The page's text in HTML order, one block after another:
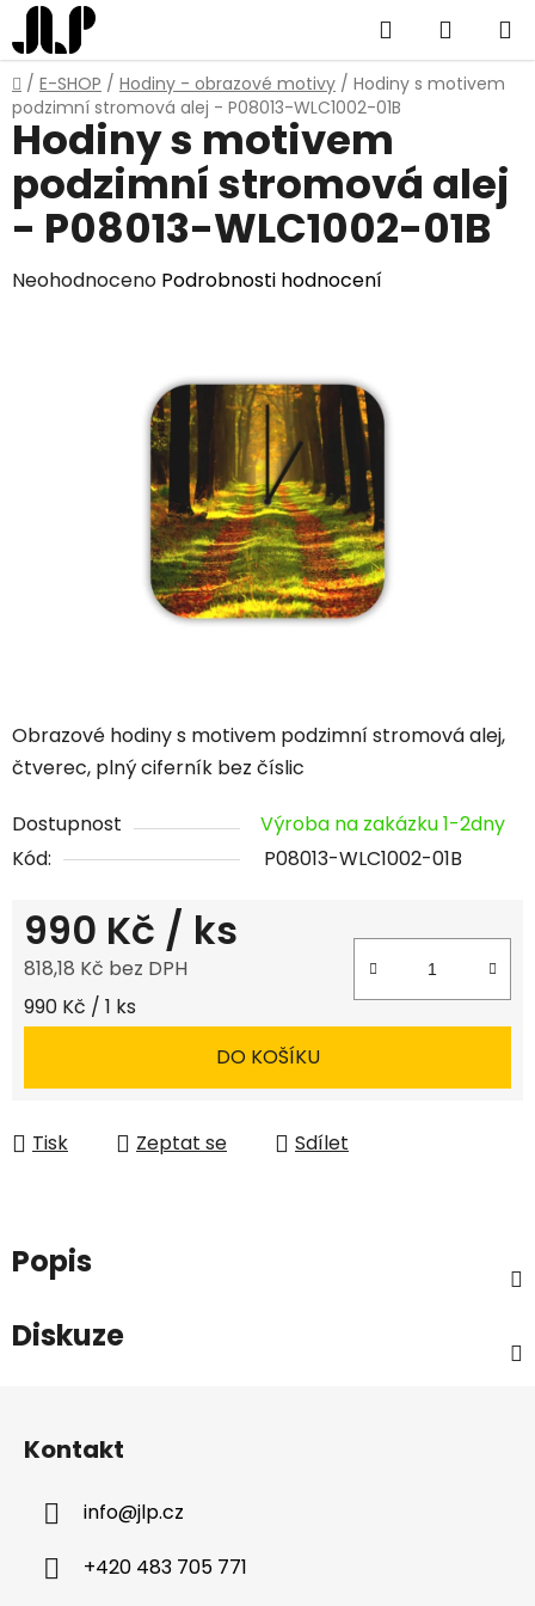
Přejít
na
obsah
Hledat
KOŠÍK
Domů
/ E-SHOP / Hodiny - obrazové motivy / Hodiny s motivem
podzimní stromová alej - P08013-WLC1002-01B
Obrazové hodiny s motivem podzimní stromová alej,
čtverec, plný ciferník bez číslic
Dostupnost
Výroba na zakázku 1-2dny
Kód:
P08013-WLC1002-01B
990 Kč / ks
818,18 Kč bez DPH
Měrná cena:
990 Kč / 1 ks
DO KOŠÍKU
Tisk Zeptat se Sdílet
Hodiny s motivem
podzimní stromová alej
- P08013-WLC1002-01B
Průměrné
Neohodnoceno Podrobnosti hodnocení
Popis
Diskuze
Kontakt
info@jlp.cz
+420 483 705 771